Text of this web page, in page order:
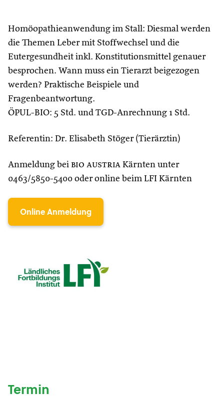
Homöopathieanwendung im Stall: Diesmal werden
die Themen Leber mit Stoffwechsel und die
Eutergesundheit inkl. Konstitutionsmittel genauer
besprochen. Wann muss ein Tierarzt beigezogen
werden? Praktische Beispiele und
Fragenbeantwortung.
ÖPUL-BIO: 5 Std. und TGD-Anrechnung 1 Std.
Referentin: Dr. Elisabeth Stöger (Tierärztin)
Anmeldung bei bio austria Kärnten unter
0463/5850-5400 oder online beim LFI Kärnten
Online Anmeldung
Termin